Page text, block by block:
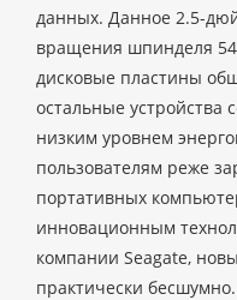
данных. Данное 2.5-
вращения шпинделя
дисковые пластины
остальные устройства
низким уровнем
пользователям реже
портативных
инновационным
компании Seagate,
практически бесшумно.